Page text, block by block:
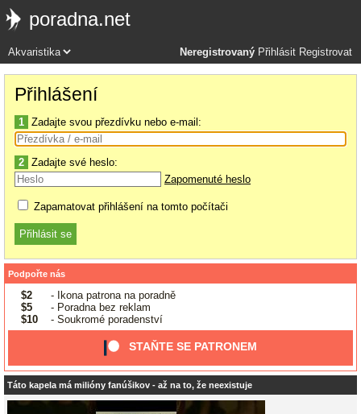
poradna.net
Neregistrovaný Přihlásit Registrovat
Přihlášení
1 Zadajte svou přezdívku nebo e-mail:
2 Zadajte své heslo:
Zapomenuté heslo
Zapamatovat přihlášení na tomto počítači
Podpořte nás
$2
- Ikona patrona na poradně
$5
- Poradna bez reklam
$10
- Soukromé poradenství
STAŇTE SE PATRONEM
Táto kapela má milióny fanúšikov - až na to, že neexistuje